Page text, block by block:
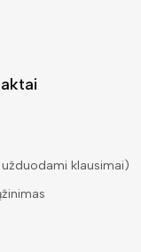
užduodami klausimai)